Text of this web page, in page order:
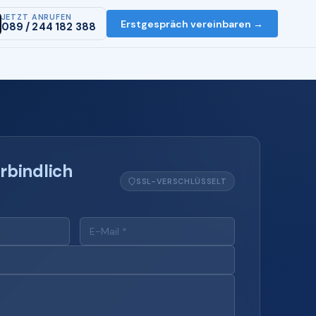
JETZT ANRUFEN
089 / 244 182 388 Erstgespräch vereinbaren →
SSL-VERSCHLÜSSELT